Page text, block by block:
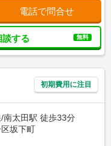
電話で問合せ
する 無料
初期費用に注目
南太田駅 徒歩33分
坂下町